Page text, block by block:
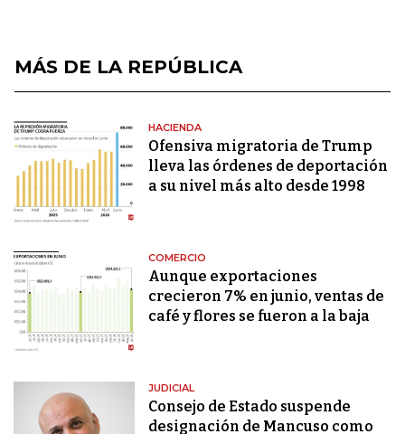
MÁS DE LA REPÚBLICA
HACIENDA
Ofensiva migratoria de Trump
lleva las órdenes de deportación
a su nivel más alto desde 1998
COMERCIO
Aunque exportaciones
crecieron 7% en junio, ventas de
café y flores se fueron a la baja
JUDICIAL
Consejo de Estado suspende
designación de Mancuso como